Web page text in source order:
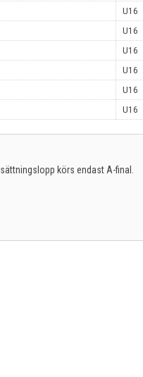
U16
U16
U16
U16
U16
U16
körs endast A-final.